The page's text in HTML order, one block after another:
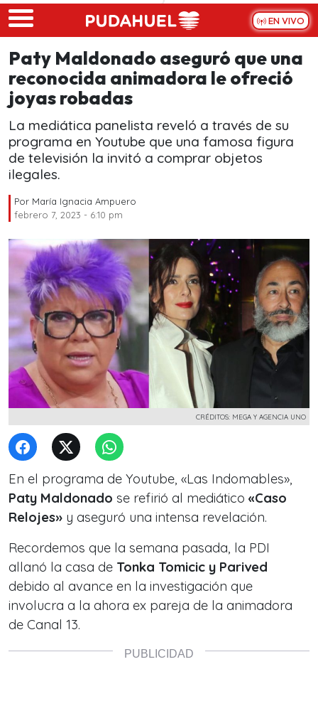
Skip to main content
EN VIVO
Paty Maldonado aseguró que una
reconocida animadora le ofreció
joyas robadas
La mediática panelista reveló a través de su
programa en Youtube que una famosa figura
de televisión la invitó a comprar objetos
ilegales.
Por María Ignacia Ampuero
febrero 7, 2023 - 6:10 pm
CRÉDITOS: MEGA Y AGENCIA UNO
En el programa de Youtube, «Las Indomables»,
Paty Maldonado se refirió al mediático «Caso
Relojes» y aseguró una intensa revelación.
Recordemos que la semana pasada, la PDI
allanó la casa de Tonka Tomicic y Parived
debido al avance en la investigación que
involucra a la ahora ex pareja de la animadora
de Canal 13.